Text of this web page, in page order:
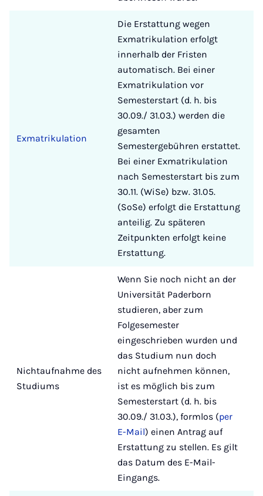
Exmatrikulation
Die Erstattung wegen
Exmatrikulation erfolgt
innerhalb der Fristen
automatisch. Bei einer
Exmatrikulation vor
Semesterstart (d. h. bis
30.09./ 31.03.) werden die
gesamten
Semestergebühren erstattet.
Bei einer Exmatrikulation
nach Semesterstart bis zum
30.11. (WiSe) bzw. 31.05.
(SoSe) erfolgt die Erstattung
anteilig. Zu späteren
Zeitpunkten erfolgt keine
Erstattung.
Nichtaufnahme des
Studiums
Wenn Sie noch nicht an der
Universität Paderborn
studieren, aber zum
Folgesemester
eingeschrieben wurden und
das Studium nun doch
nicht aufnehmen können,
ist es möglich bis zum
Semesterstart (d. h. bis
30.09./ 31.03.), formlos (per
E-Mail) einen Antrag auf
Erstattung zu stellen. Es gilt
das Datum des E-Mail-
Eingangs.